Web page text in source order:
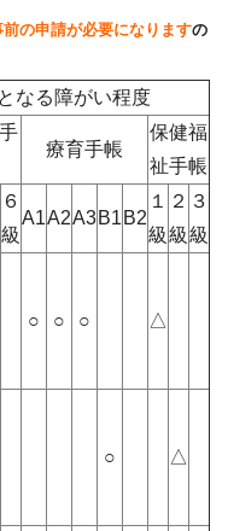
前の申請が必要になりますの
なる障がい程度
療育手帳
保健福
祉手帳
６
級
A1A2A3B1 B2
１
級
２
級
３
級
○ ○ ○ △
○ △